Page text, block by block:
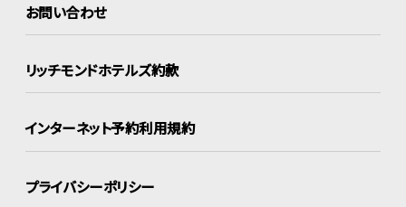
お問い合わせ
リッチモンドホテルズ約款
インターネット予約利用規約
プライバシーポリシー